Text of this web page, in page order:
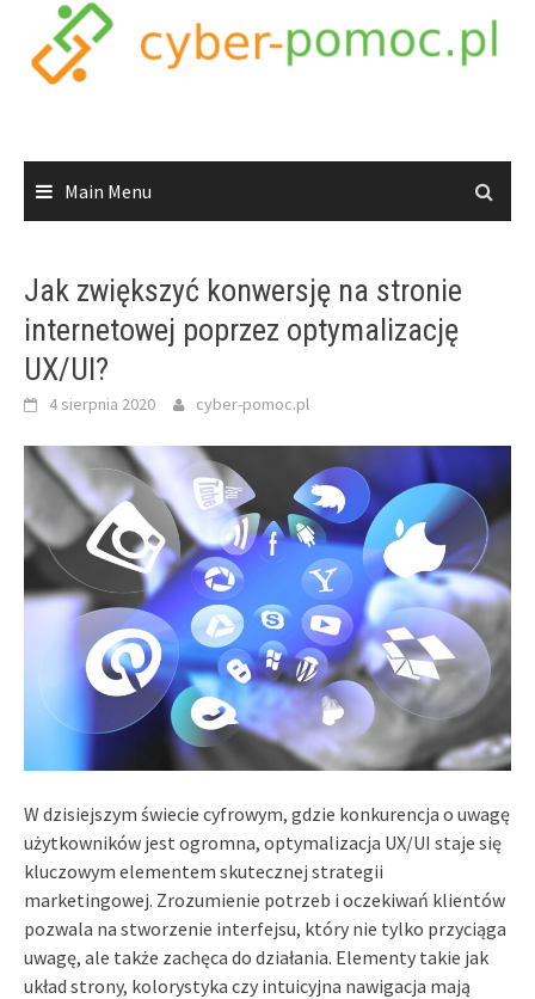
content
Main Menu
Jak zwiększyć konwersję na stronie
internetowej poprzez optymalizację
UX/UI?
4 sierpnia 2020 cyber-pomoc.pl
W dzisiejszym świecie cyfrowym, gdzie konkurencja o uwagę
użytkowników jest ogromna, optymalizacja UX/UI staje się
kluczowym elementem skutecznej strategii
marketingowej. Zrozumienie potrzeb i oczekiwań klientów
pozwala na stworzenie interfejsu, który nie tylko przyciąga
uwagę, ale także zachęca do działania. Elementy takie jak
układ strony, kolorystyka czy intuicyjna nawigacja mają